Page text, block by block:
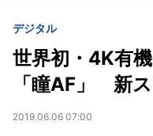
デジタル
世界初・4K有
「瞳AF」 新
2019.06.06 07:00